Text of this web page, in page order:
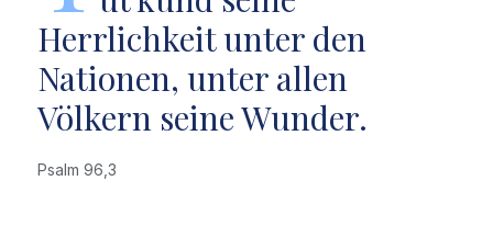
Herrlichkeit unter den
Nationen, unter allen
Völkern seine Wunder.
Psalm 96,3